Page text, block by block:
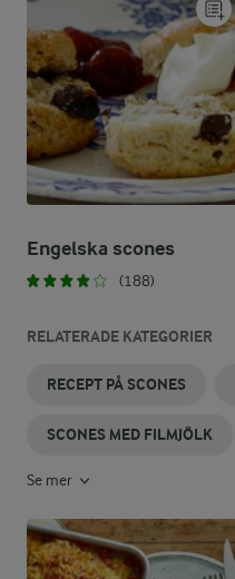
Engelska scones
(188)
RELATERADE KATEGORIER
RECEPT PÅ SCONES
SCONES MED FILMJÖLK
Se mer